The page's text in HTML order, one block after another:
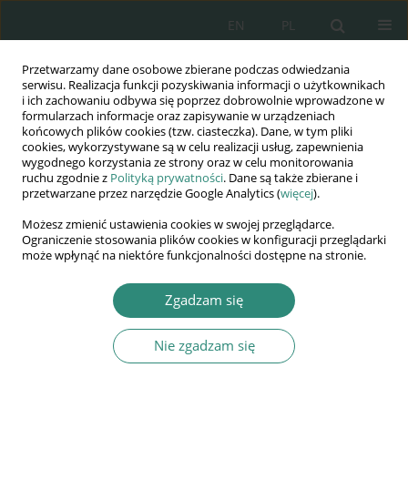
Przetwarzamy dane osobowe zbierane podczas odwiedzania
serwisu. Realizacja funkcji pozyskiwania informacji o użytkownikach
i ich zachowaniu odbywa się poprzez dobrowolnie wprowadzone w
formularzach informacje oraz zapisywanie w urządzeniach
końcowych plików cookies (tzw. ciasteczka). Dane, w tym pliki
cookies, wykorzystywane są w celu realizacji usług, zapewnienia
wygodnego korzystania ze strony oraz w celu monitorowania
ruchu zgodnie z Polityką prywatności. Dane są także zbierane i
przetwarzane przez narzędzie Google Analytics (więcej).
Możesz zmienić ustawienia cookies w swojej przeglądarce.
Ograniczenie stosowania plików cookies w konfiguracji przeglądarki
może wpłynąć na niektóre funkcjonalności dostępne na stronie.
Zgadzam się
Nie zgadzam się
PL
EN
Wydawnictwo
AWSGE
Akademia Nauk Stosowanych
WSGE
im. Alcide De Gasperi
Radosław Zych
Problems with the use of electronic technologies